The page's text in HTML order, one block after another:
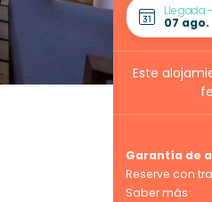
Llegada
Este
Garantía de
Reserve con
Saber más